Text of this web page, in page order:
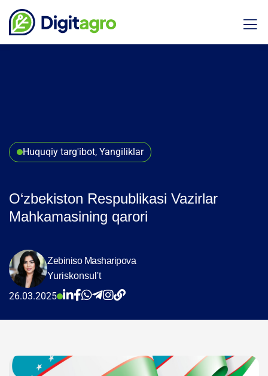
Huquqiy targ'ibot, Yangiliklar
O‘zbekiston Respublikasi Vazirlar
Mahkamasining qarori
Zebiniso Masharipova
Yuriskonsul't
26.03.2025